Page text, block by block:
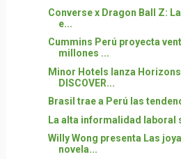
Converse x Dragon Ball Z:
e...
Cummins Perú proyecta
millones ...
Minor Hotels lanza
DISCOVER...
Brasil trae a Perú las
La alta informalidad laboral
Willy Wong presenta Las
novela...